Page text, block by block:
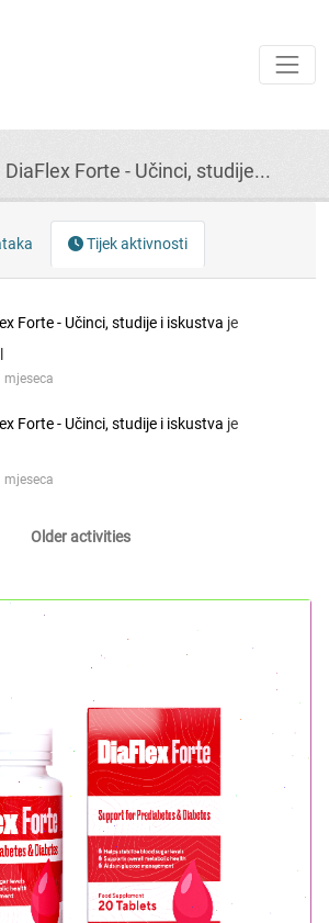
DiaFlex Forte - Učinci, studije...
Tijek aktivnosti
Forte - Učinci, studije i iskustva je
mjeseca
Forte - Učinci, studije i iskustva je
mjeseca
Older activities